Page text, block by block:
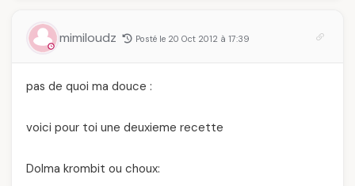
mimiloudz Posté le 20 Oct 2012 à 17:39
pas de quoi ma douce :
voici pour toi une deuxieme recette
Dolma krombit ou choux: